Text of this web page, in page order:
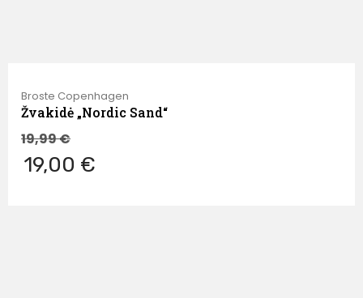
Broste Copenhagen
Žvakidė „Nordic Sand“
19,99€
19,00 €